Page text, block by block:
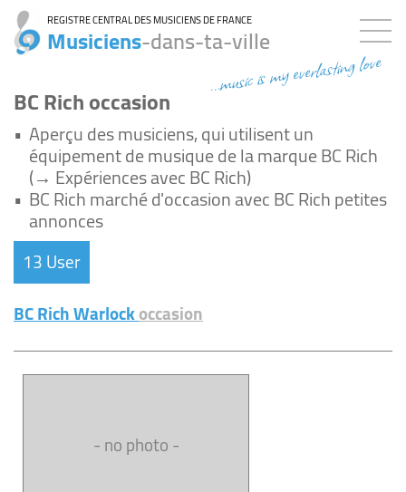
REGISTRE CENTRAL DES MUSICIENS DE FRANCE
Musiciens-dans-ta-ville
...music is my everlasting love
BC Rich occasion
• Aperçu des musiciens, qui utilisent un
équipement de musique de la marque BC Rich
(→ Expériences avec BC Rich)
• BC Rich marché d'occasion avec BC Rich petites
annonces
13 User
BC Rich Warlockoccasion
- no photo -